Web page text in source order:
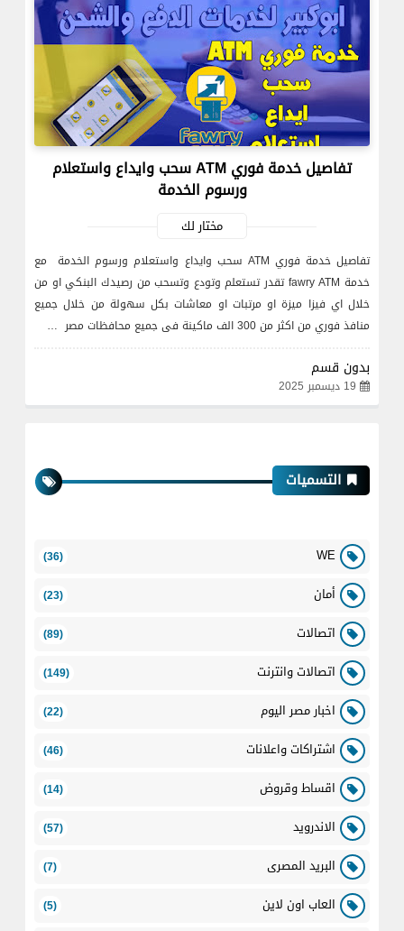
تفاصيل خدمة فوري ATM سحب وايداع واستعلام
ورسوم الخدمة
مختار لك
تفاصيل خدمة فوري ATM سحب وايداع واستعلام ورسوم الخدمة مع
خدمة fawry ATM تقدر تستعلم وتودع وتسحب من رصيدك البنكي او من
خلال اي فيزا ميزة او مرتبات او معاشات بكل سهولة من خلال جميع
منافذ فوري من اكثر من 300 الف ماكينة فى جميع محافظات مصر …
بدون قسم
19 ديسمبر 2025
التسميات
WE
(36)
أمان (23)
اتصالات (89)
اتصالات وانترنت (149)
اخبار مصر اليوم (22)
اشتراكات واعلانات (46)
اقساط وقروض (14)
الاندرويد (57)
البريد المصرى (7)
العاب اون لاين (5)